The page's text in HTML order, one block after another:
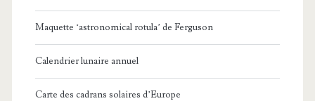
Maquette ‘astronomical rotula’ de Ferguson
Calendrier lunaire annuel
Carte des cadrans solaires d’Europe